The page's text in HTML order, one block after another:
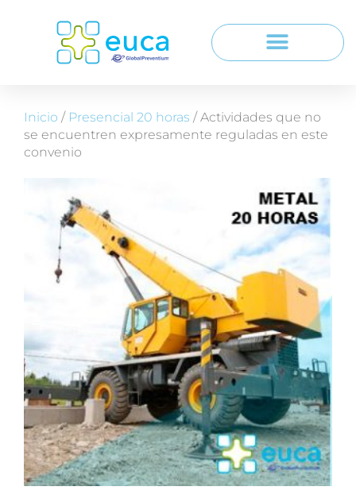
Inicio / Presencial 20 horas / Actividades que no
se encuentren expresamente reguladas en este
convenio